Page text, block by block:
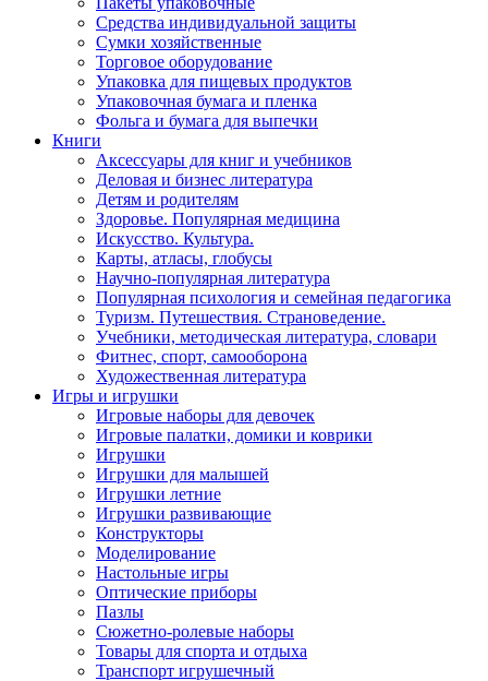
Средства индивидуальной защиты
Сумки хозяйственные
Торговое оборудование
Упаковка для пищевых продуктов
Упаковочная бумага и пленка
Фольга и бумага для выпечки
Книги
Аксессуары для книг и учебников
Деловая и бизнес литература
Детям и родителям
Здоровье. Популярная медицина
Искусство. Культура.
Карты, атласы, глобусы
Научно-популярная литература
Популярная психология и семейная педагогика
Туризм. Путешествия. Страноведение.
Учебники, методическая литература, словари
Фитнес, спорт, самооборона
Художественная литература
Игры и игрушки
Игровые наборы для девочек
Игровые палатки, домики и коврики
Игрушки
Игрушки для малышей
Игрушки летние
Игрушки развивающие
Конструкторы
Моделирование
Настольные игры
Оптические приборы
Пазлы
Сюжетно-ролевые наборы
Товары для спорта и отдыха
Транспорт игрушечный